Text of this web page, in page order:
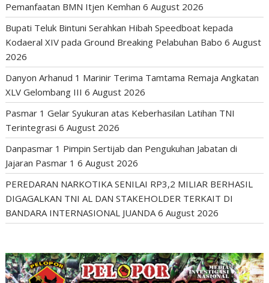
Pemanfaatan BMN Itjen Kemhan 6 August 2026
Bupati Teluk Bintuni Serahkan Hibah Speedboat kepada
Kodaeral XIV pada Ground Breaking Pelabuhan Babo 6 August
2026
Danyon Arhanud 1 Marinir Terima Tamtama Remaja Angkatan
XLV Gelombang III 6 August 2026
Pasmar 1 Gelar Syukuran atas Keberhasilan Latihan TNI
Terintegrasi 6 August 2026
Danpasmar 1 Pimpin Sertijab dan Pengukuhan Jabatan di
Jajaran Pasmar 1 6 August 2026
PEREDARAN NARKOTIKA SENILAI RP3,2 MILIAR BERHASIL
DIGAGALKAN TNI AL DAN STAKEHOLDER TERKAIT DI
BANDARA INTERNASIONAL JUANDA 6 August 2026